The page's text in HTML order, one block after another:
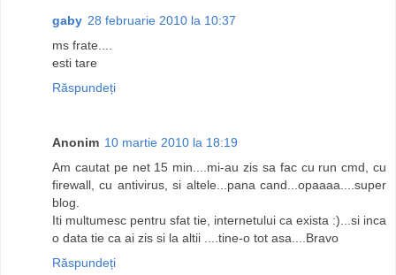
gaby 28 februarie 2010 la 10:37
ms frate....
esti tare
Răspundeți
Anonim 10 martie 2010 la 18:19
Am cautat pe net 15 min....mi-au zis sa fac cu run cmd, cu
firewall, cu antivirus, si altele...pana cand...opaaaa....super
blog.
Iti multumesc pentru sfat tie, internetului ca exista :)...si inca
o data tie ca ai zis si la altii ....tine-o tot asa....Bravo
Răspundeți